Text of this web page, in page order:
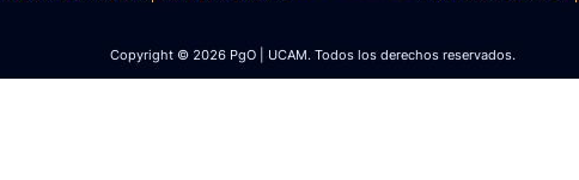
Copyright © 2026 PgO | UCAM. Todos los derechos reservados.